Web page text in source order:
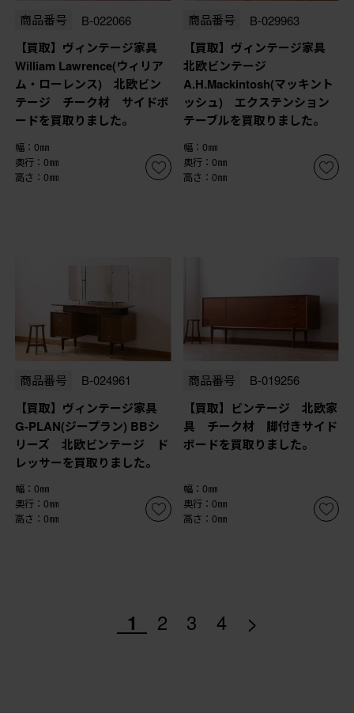
商品番号 B-022066
【買取】ヴィンテージ家具
William Lawrence(ウィリア
ム・ローレンス) 北欧ビン
テージ チーク材 サイドボ
ードを買取りました。
幅：0㎜
奥行：0㎜
高さ：0㎜
商品番号 B-029963
【買取】ヴィンテージ家具
北欧ビンテージ
A.H.Mackintosh(マッキント
ッシュ) エクステンション
テーブルを買取りました。
幅：0㎜
奥行：0㎜
高さ：0㎜
商品番号 B-024961
【買取】ヴィンテージ家具
G-PLAN(ジープラン) BBシ
リーズ 北欧ビンテージ ド
レッサーを買取りました。
幅：0㎜
奥行：0㎜
高さ：0㎜
商品番号 B-019256
【買取】ビンテージ 北欧家
具 チーク材 脚付きサイド
ボードを買取りました。
幅：0㎜
奥行：0㎜
高さ：0㎜
1 2 3 4 >